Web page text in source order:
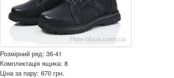
Розмірний ряд: 36-41
Комплектація ящика: 8
Ціна за пару: 670 грн.